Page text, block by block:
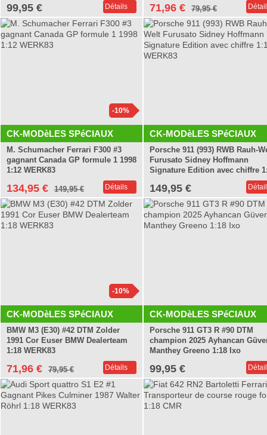
99,95 € Détails 71,96 € 79,95 €
CK-MODèLES SPéCIAUX
-10%
M. Schumacher Ferrari F300 #3
gagnant Canada GP formule 1 1998
1:12 WERK83
134,95 € 149,95 € Détails
CK-MODèLES SPéCIAUX
Porsche 911 (993) RWB Rauh-
Furusato Sidney Hoffmann
Signature Edition avec chiffre
149,95 €
CK-MODèLES SPéCIAUX
-10%
BMW M3 (E30) #42 DTM Zolder
1991 Cor Euser BMW Dealerteam
1:18 WERK83
71,96 € 79,95 € Détails
CK-MODèLES SPéCIAUX
Porsche 911 GT3 R #90 DTM
champion 2025 Ayhancan
Manthey Greeno 1:18 Ixo
99,95 €